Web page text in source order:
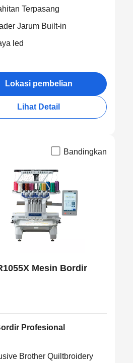
Terpasang
Jarum Built-in
led
Lokasi pembelian
Lihat Detail
Bandingkan
Mesin Bordir
Profesional
Brother Quiltbroidery